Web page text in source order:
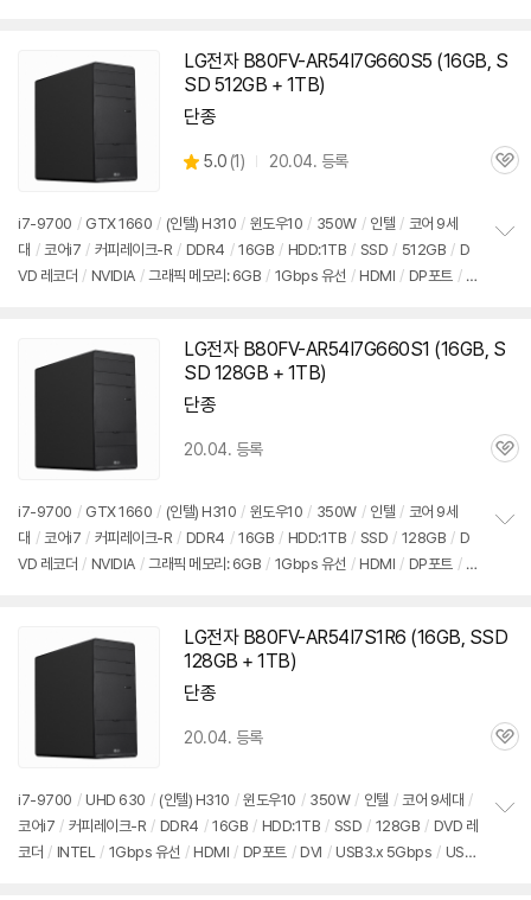
기
LG전자 B80FV-AR54I7G660S5 (16GB, S
SD 512GB + 1TB)
단종
별
5.0 (상
1) 20.04. 등록
관
i7-9700 / GTX 1660 / (인텔) H310 / 윈도우10 / 350W / 인텔 / 코어 9세
대 / 코어i7 / 커피레이크-R / DDR4 / 16GB / HDD:1TB / SSD / 512GB / D
VD 레코더 / NVIDIA / 그래픽 메모리: 6GB / 1Gbps 유선 / HDMI / DP포트 / D
기
LG전자 B80FV-AR54I7G660S1 (16GB, S
SD 128GB + 1TB)
단종
20.04. 등록
관
i7-9700 / GTX 1660 / (인텔) H310 / 윈도우10 / 350W / 인텔 / 코어 9세
대 / 코어i7 / 커피레이크-R / DDR4 / 16GB / HDD:1TB / SSD / 128GB / D
VD 레코더 / NVIDIA / 그래픽 메모리: 6GB / 1Gbps 유선 / HDMI / DP포트 / D
기
LG전자 B80FV-AR54I7S1R6 (16GB, SSD
128GB + 1TB)
단종
20.04. 등록
관
i7-9700 / UHD 630 / (인텔) H310 / 윈도우10 / 350W / 인텔 / 코어 9세대 /
코어i7 / 커피레이크-R / DDR4 / 16GB / HDD:1TB / SSD / 128GB / DVD 레
코더 / INTEL / 1Gbps 유선 / HDMI / DP포트 / DVI / USB3.x 5Gbps / USB